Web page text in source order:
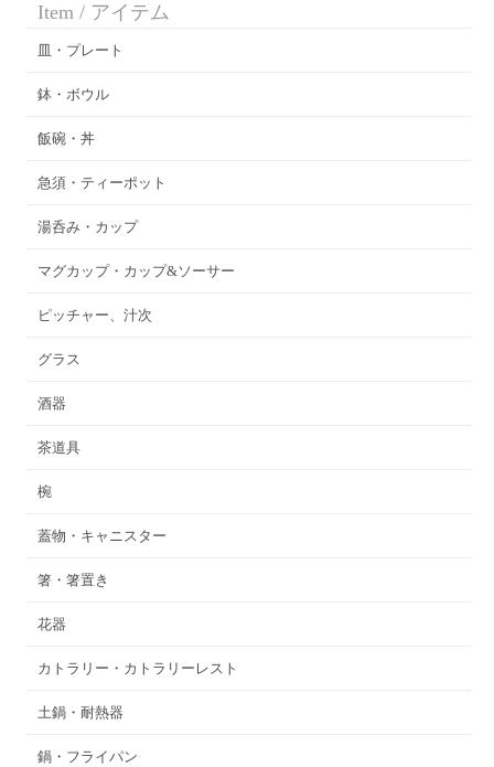
Item / アイテム
皿・プレート
鉢・ボウル
飯碗・丼
急須・ティーポット
湯呑み・カップ
マグカップ・カップ&ソーサー
ピッチャー、汁次
グラス
酒器
茶道具
椀
蓋物・キャニスター
箸・箸置き
花器
カトラリー・カトラリーレスト
土鍋・耐熱器
鍋・フライパン